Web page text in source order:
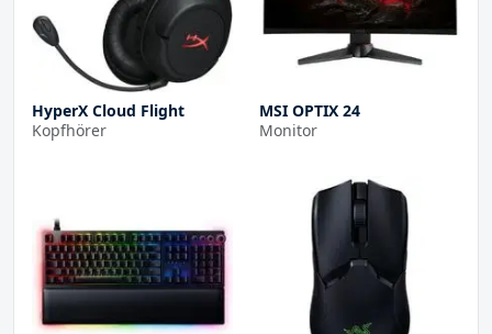
HyperX Cloud Flight
Kopfhörer
MSI OPTIX 24
Monitor